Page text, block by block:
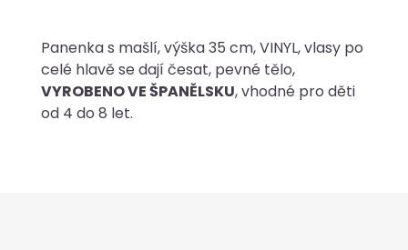
Panenka s mašlí, výška 35 cm, VINYL, vlasy po
celé hlavě se dají česat, pevné tělo,
VYROBENO VE ŠPANĚLSKU, vhodné pro děti
od 4 do 8 let.